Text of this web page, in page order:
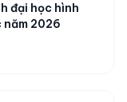
đại học hình
năm 2026